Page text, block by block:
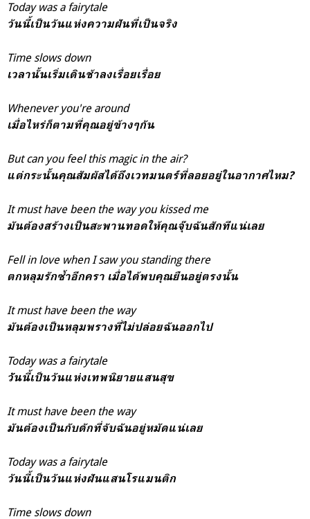
Today was a fairytale
วันนี้เป็นวันแห่งความฝันที่เป็นจริง
Time slows down
เวลานั้นเริ่มเดินช้าลงเรื่อยเรื่อย
Whenever you're around
เมื่อไหร่ก็ตามที่คุณอยู่ข้างๆกัน
But can you feel this magic in the air?
แต่กระนั้นคุณสัมผัสได้ถึงเวทมนตร์ที่ลอยอยู่ในอากาศไหม?
It must have been the way you kissed me
มันต้องสร้างเป็นสะพานทอดให้คุณจุ๊บฉันสักทีแน่เลย
Fell in love when I saw you standing there
ตกหลุมรักซ้ำอีกครา เมื่อได้พบคุณยืนอยู่ตรงนั้น
It must have been the way
มันต้องเป็นหลุมพรางที่ไม่ปล่อยฉันออกไป
Today was a fairytale
วัันนี้เป็นวันแห่งเทพนิยายแสนสุข
It must have been the way
มันต้องเป็นกับดักที่จับฉันอยู่หมัดแน่เลย
Today was a fairytale
วันนี้เป็นวันแห่งฝันแสนโรแมนติก
Time slows down